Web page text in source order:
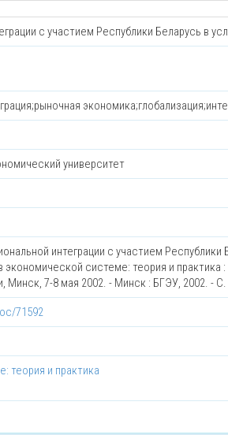
с участием Республики Беларусь в
университет
интеграции с участием Республики
экономической системе: теория и практика
Минск, 7-8 мая 2002. - Минск : БГЭУ, 2002. - С.
71592
теория и практика